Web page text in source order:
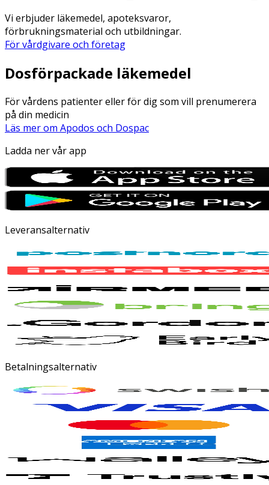
Vi erbjuder läkemedel, apoteksvaror,
förbrukningsmaterial och utbildningar.
För vårdgivare och företag
Dosförpackade läkemedel
För vårdens patienter eller för dig som vill prenumerera
på din medicin
Läs mer om Apodos och Dospac
Ladda ner vår app
Leveransalternativ
Betalningsalternativ